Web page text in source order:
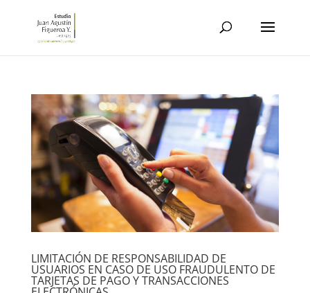
LIMITACIÓN DE RESPONSABILIDAD DE
USUARIOS EN CASO DE USO FRAUDULENTO DE
TARJETAS DE PAGO Y TRANSACCIONES